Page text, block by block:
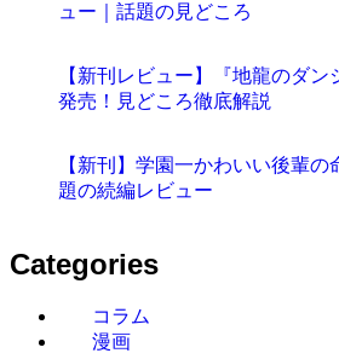
ュー｜話題の見どころ
【新刊レビュー】『地龍のダン
発売！見どころ徹底解説
【新刊】学園一かわいい後輩
題の続編レビュー
Categories
コラム
漫画